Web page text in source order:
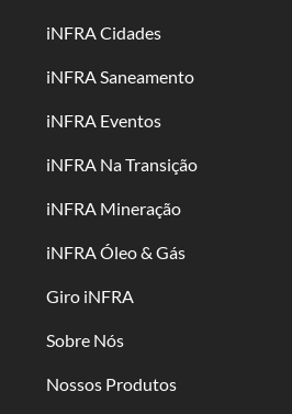
iNFRA Cidades
iNFRA Saneamento
iNFRA Eventos
iNFRA Na Transição
iNFRA Mineração
iNFRA Óleo & Gás
Giro iNFRA
Sobre Nós
Nossos Produtos